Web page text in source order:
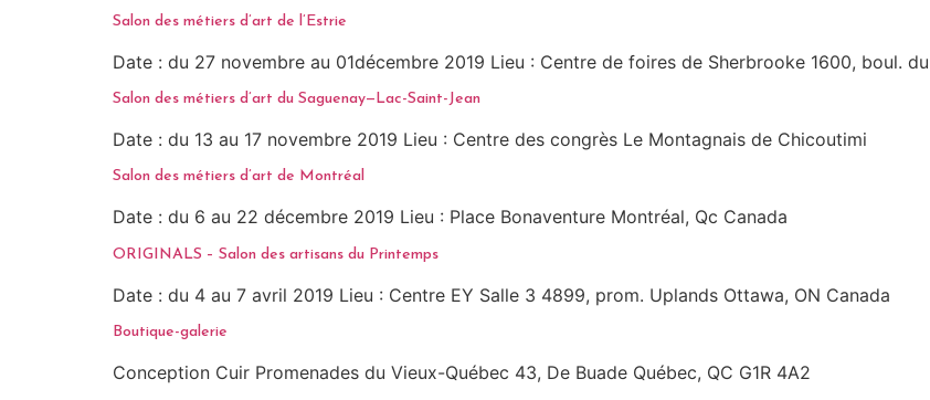
Salon des métiers d’art de l’Estrie
Date : du 27 novembre au 01décembre 2019 Lieu : Centre de foires de Sherbrooke 1600, boul.
Salon des métiers d’art du Saguenay—Lac-Saint-Jean
Date : du 13 au 17 novembre 2019 Lieu : Centre des congrès Le Montagnais de Chicoutimi
Salon des métiers d’art de Montréal
Date : du 6 au 22 décembre 2019 Lieu : Place Bonaventure Montréal, Qc Canada
ORIGINALS – Salon des artisans du Printemps
Date : du 4 au 7 avril 2019 Lieu : Centre EY Salle 3 4899, prom. Uplands Ottawa, ON Canada
Boutique-galerie
Conception Cuir Promenades du Vieux-Québec 43, De Buade Québec, QC G1R 4A2